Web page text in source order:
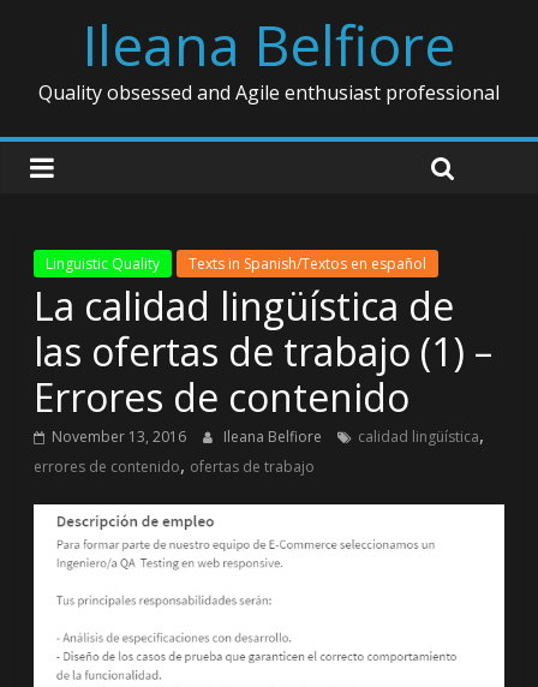
Ileana Belfiore
Quality obsessed and Agile enthusiast professional
Linguistic Quality Texts in Spanish/Textos en español
La calidad lingüística de
las ofertas de trabajo (1) –
Errores de contenido
November 13, 2016 Ileana Belfiore calidad lingüística,
errores de contenido, ofertas de trabajo